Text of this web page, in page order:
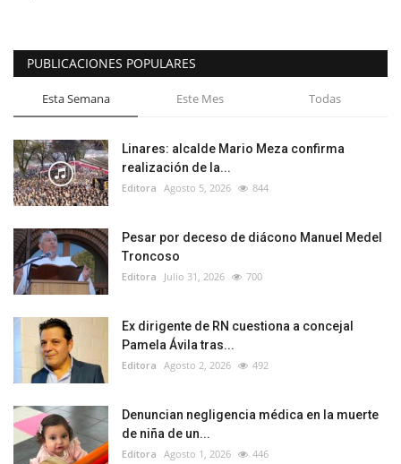
PUBLICACIONES POPULARES
Esta Semana Este Mes Todas
Linares: alcalde Mario Meza confirma
realización de la...
Editora Agosto 5, 2026 844
Pesar por deceso de diácono Manuel Medel
Troncoso
Editora Julio 31, 2026 700
Ex dirigente de RN cuestiona a concejal
Pamela Ávila tras...
Editora Agosto 2, 2026 492
Denuncian negligencia médica en la muerte
de niña de un...
Editora Agosto 1, 2026 446